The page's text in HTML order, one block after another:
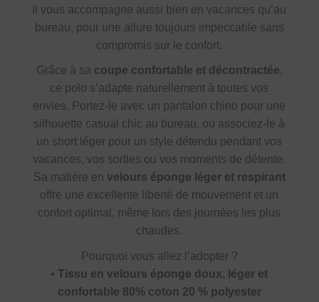
il vous accompagne aussi bien en vacances qu’au
bureau, pour une allure toujours impeccable sans
compromis sur le confort.
Grâce à sa coupe confortable et décontractée,
ce polo s’adapte naturellement à toutes vos
envies. Portez-le avec un pantalon chino pour une
silhouette casual chic au bureau, ou associez-le à
un short léger pour un style détendu pendant vos
vacances, vos sorties ou vos moments de détente.
Sa matière en velours éponge léger et respirant
offre une excellente liberté de mouvement et un
confort optimal, même lors des journées les plus
chaudes.
Pourquoi vous allez l’adopter ?
•Tissu en velours éponge doux, léger et
confortable 80% coton 20 % polyester